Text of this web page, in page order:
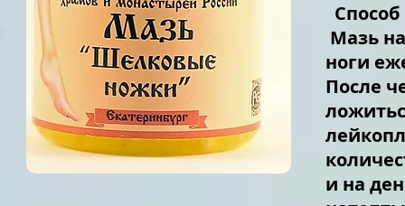
Мазь
ноги
После
и на